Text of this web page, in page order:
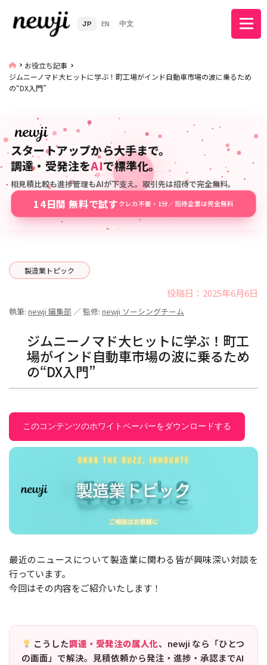
JP EN 中文
お役立ち記事
ジムニーノマド大ヒットに学ぶ！町工場がインド自動車市場の波に乗るため
の“DX入門”
スタートアップから大手まで。
調達・受発注をAIで標準化。
相見積比較も進捗管理もAIが下支え。取引先は招待で完全無料。
14日間 無料で試す クレカ不要・1分／招待企業は完全無料
製造業トピック
投稿日：2025年6月6日
執筆: newji 編集部 ／ 監修: newji ソーシングチーム
ジムニーノマド大ヒットに学ぶ！町工
場がインド自動車市場の波に乗るため
の“DX入門”
このコンテンツのホワイトペーパーをダウンロードする
最近のニュースについて製造業に関わる皆が興味深い対談を
行っています。
今回はその内容をご紹介いたします！
こうした調達・受発注の属人化、newji なら「ひとつ
の画面」で解決。見積依頼から発注・進捗・承認までAI